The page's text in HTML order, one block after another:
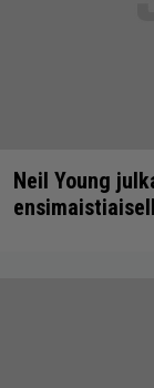
Neil Young